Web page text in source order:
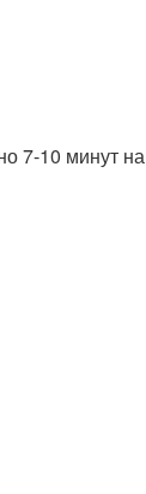
7-10 минут на